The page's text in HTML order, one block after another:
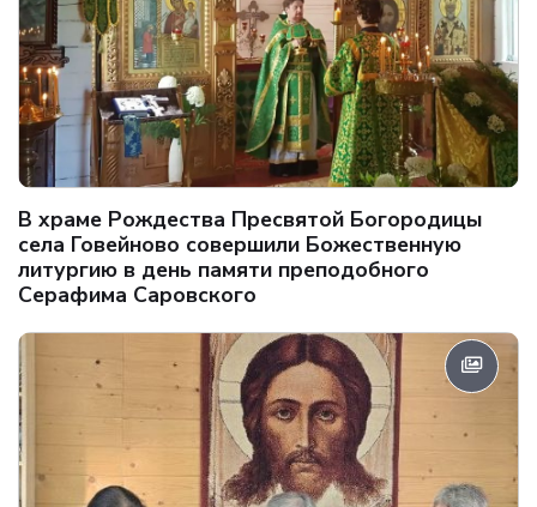
В храме Рождества Пресвятой Богородицы
села Говейново совершили Божественную
литургию в день памяти преподобного
Серафима Саровского